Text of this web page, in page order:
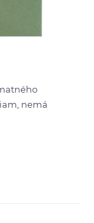
nemá